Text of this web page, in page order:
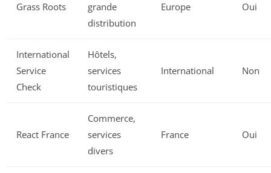
Grass Roots
grande
distribution
Europe Oui
International
Service
Check
Hôtels,
services
touristiques
International Non
React France
Commerce,
services
divers
France Oui